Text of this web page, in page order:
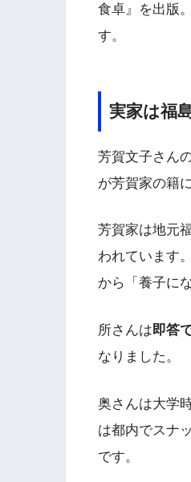
食卓』を出版
す。
実家は福
芳賀文子さん
が芳賀家の籍
芳賀家は地元
われています
から「養子に
所さんは即答
なりました。
奥さんは大学
は都内でスナ
です。